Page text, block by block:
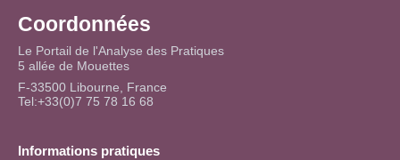
Coordonnées
Le Portail de l'Analyse des Pratiques
5 allée de Mouettes
F-33500 Libourne, France
Tel:+33(0)7 75 78 16 68
Informations pratiques